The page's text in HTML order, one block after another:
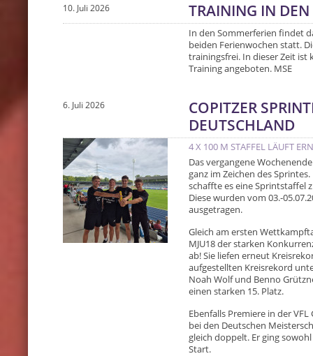
TRAINING IN
10. Juli 2026
In den Sommerferien findet
beiden Ferienwochen statt.
trainingsfrei. In dieser Zeit ist
Training angeboten. MSE
COPITZER
DEUTSCHLAND
6. Juli 2026
4 X 100 M STAFFEL LÄUFT
Das vergangene
ganz im Zeichen des
schaffte es eine Sprintstaffel
Diese wurden vom 03.-
ausgetragen.
Gleich am ersten
MJU18 der starken
ab! Sie liefen erneut
aufgestellten Kreisrekord
Noah Wolf und Benno
einen starken 15. Platz.
Ebenfalls Premiere in der
bei den Deutschen
gleich doppelt. Er ging
Start.